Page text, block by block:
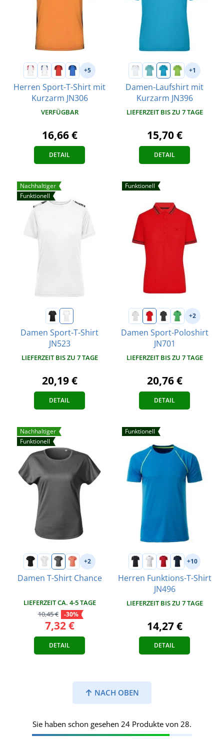
+5
Herren Sport-T-Shirt mit
Kurzarm JN306
VERFÜGBAR
16,66 €
DETAIL
+1
Damen-Laufshirt mit
Kurzarm JN396
LIEFERZEIT BIS ZU 7 TAGE
15,70 €
DETAIL
Nachhaltiger
Funktionell
Damen Sport-T-Shirt
JN523
LIEFERZEIT BIS ZU 7 TAGE
20,19 €
DETAIL
Funktionell
+2
Damen Sport-Poloshirt
JN701
LIEFERZEIT BIS ZU 7 TAGE
20,76 €
DETAIL
Nachhaltiger
Funktionell
+2
Damen T-Shirt Chance
LIEFERZEIT CA. 4-5 TAGE
10,45 €
-30%
7,32 €
DETAIL
Funktionell
+10
Herren Funktions-T-Shirt
JN496
LIEFERZEIT BIS ZU 7 TAGE
14,27 €
DETAIL
NACH OBEN
Sie haben schon gesehen 24 Produkte von 28.